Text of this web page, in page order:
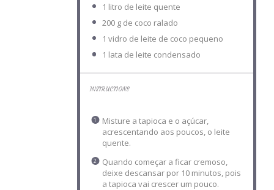
1 litro de leite quente
200 gde coco ralado
1 vidro de leite de coco pequeno
1 lata de leite condensado
INSTRUCTIONS
Misture a tapioca e o açúcar,
acrescentando aos poucos, o leite
quente.
Quando começar a ficar cremoso,
deixe descansar por 10 minutos, pois
a tapioca vai crescer um pouco.